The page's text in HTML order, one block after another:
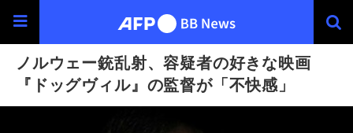
ノルウェー銃乱射、容疑者の好きな映画
『ドッグヴィル』の監督が「不快感」